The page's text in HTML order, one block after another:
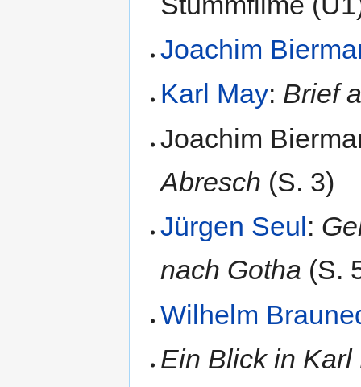
Joachim
Karl May: Brief
Joachim
Abresch (S. 3)
Jürgen Seul:
nach Gotha (S.
Wilhelm
Ein Blick in